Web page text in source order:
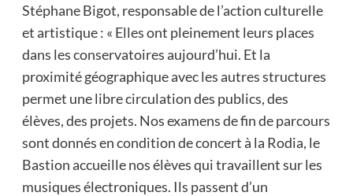
Stéphane Bigot, responsable de l’action culturelle
et artistique : « Elles ont pleinement leurs places
dans les conservatoires aujourd’hui. Et la
proximité géographique avec les autres structures
permet une libre circulation des publics, des
élèves, des projets. Nos examens de fin de parcours
sont donnés en condition de concert à la Rodia, le
Bastion accueille nos élèves qui travaillent sur les
musiques électroniques. Ils passent d’un